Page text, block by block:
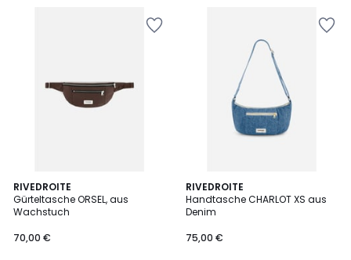
RIVEDROITE
Gürteltasche ORSEL, aus
Wachstuch
70,00 €
2
Farben
RIVEDROITE
Handtasche CHARLOT XS aus
Denim
75,00 €